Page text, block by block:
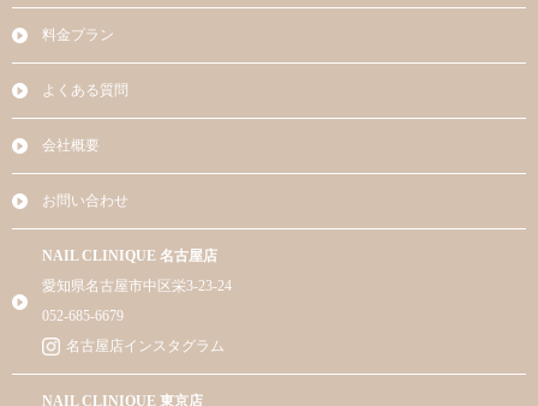
料金プラン
よくある質問
会社概要
お問い合わせ
NAIL CLINIQUE 名古屋店
愛知県名古屋市中区栄3-23-24
052-685-6679
名古屋店インスタグラム
NAIL CLINIQUE 東京店